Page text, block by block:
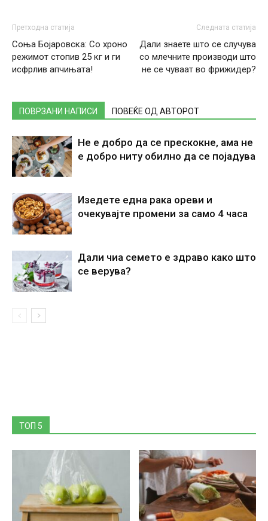
Претходна статија
Соња Бојаровска: Со хроно
режимот стопив 25 кг и ги
исфрлив апчињата!
Следната статија
Дали знаете што се случува
со млечните производи што
не се чуваат во фрижидер?
ПОВРЗАНИ НАПИСИ ПОВЕЌЕ ОД АВТОРОТ
Не е добро да се прескокне, ама не
е добро ниту обилно да се појадува
Изедете една рака ореви и
очекувајте промени за само 4 часа
Дали чиа семето е здраво како што
се верува?
ТОП 5